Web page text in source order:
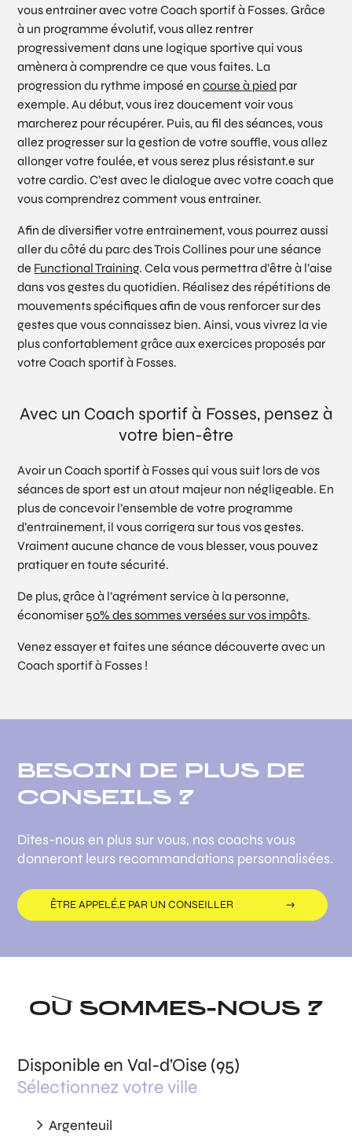
vous entrainer avec votre Coach sportif à Fosses. Grâce
à un programme évolutif, vous allez rentrer
progressivement dans une logique sportive qui vous
amènera à comprendre ce que vous faites. La
progression du rythme imposé encourse à pied par
exemple. Au début, vous irez doucement voir vous
marcherez pour récupérer. Puis, au fil des séances, vous
allez progresser sur la gestion de votre souffle, vous allez
allonger votre foulée, et vous serez plus résistant.e sur
votre cardio. C’est avec le dialogue avec votre coach que
vous comprendrez comment vous entrainer.
Afin de diversifier votre entrainement, vous pourrez aussi
aller du côté du parc des Trois Collines pour une séance
de Functional Training. Cela vous permettra d’être à l’aise
dans vos gestes du quotidien. Réalisez des répétitions de
mouvements spécifiques afin de vous renforcer sur des
gestes que vous connaissez bien. Ainsi, vous vivrez la vie
plus confortablement grâce aux exercices proposés par
votre Coach sportif à Fosses.
Avec un Coach sportif à Fosses, pensez à
votre bien-être
Avoir un Coach sportif à Fosses qui vous suit lors de vos
séances de sport est un atout majeur non négligeable. En
plus de concevoir l’ensemble de votre programme
d’entrainement, il vous corrigera sur tous vos gestes.
Vraiment aucune chance de vous blesser, vous pouvez
pratiquer en toute sécurité.
De plus, grâce à l’agrément service à la personne,
économiser 50% des sommes versées sur vos impôts.
Venez essayer et faites une séance découverte avec un
Coach sportif à Fosses !
BESOIN DE PLUS DE
CONSEILS ?
Dites-nous en plus sur vous, nos coachs vous
donneront leurs recommandations personnalisées.
ÊTRE APPELÉ.E PAR UN CONSEILLER
OÙ SOMMES-NOUS ?
Disponible en Val-d'Oise (95)
Sélectionnez votre ville
Argenteuil